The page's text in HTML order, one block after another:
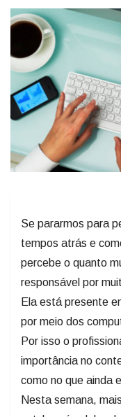
Se pararmos para
tempos atrás e
percebe o quanto
responsável por
Ela está presente
por meio dos
Por isso o
importância no
como no que ainda
Nesta semana,